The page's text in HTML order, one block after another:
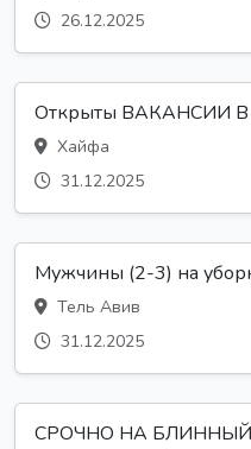
26.12.2025
Открыты ВАКАНСИИ
Хайфа
31.12.2025
Мужчины (2-3) на
Тель Авив
31.12.2025
СРОЧНО НА